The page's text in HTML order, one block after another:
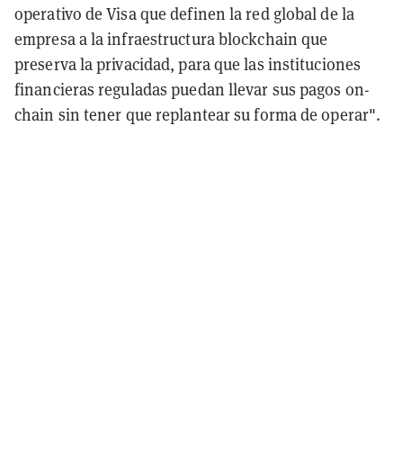
operativo de Visa que definen la red global de la
empresa a la infraestructura blockchain que
preserva la privacidad, para que las instituciones
financieras reguladas puedan llevar sus pagos on-
chain sin tener que replantear su forma de operar".